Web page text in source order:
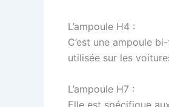
L’ampoule H4 :
C’est une ampoule
utilisée sur les
L’ampoule H7 :
Elle est spécifique